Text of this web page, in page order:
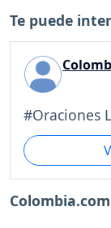
Te puede
#Oraciones
Colombia.com